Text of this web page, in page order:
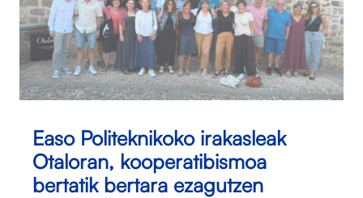
Easo Politeknikoko irakasleak
Otaloran, kooperatibismoa
bertatik bertara ezagutzen